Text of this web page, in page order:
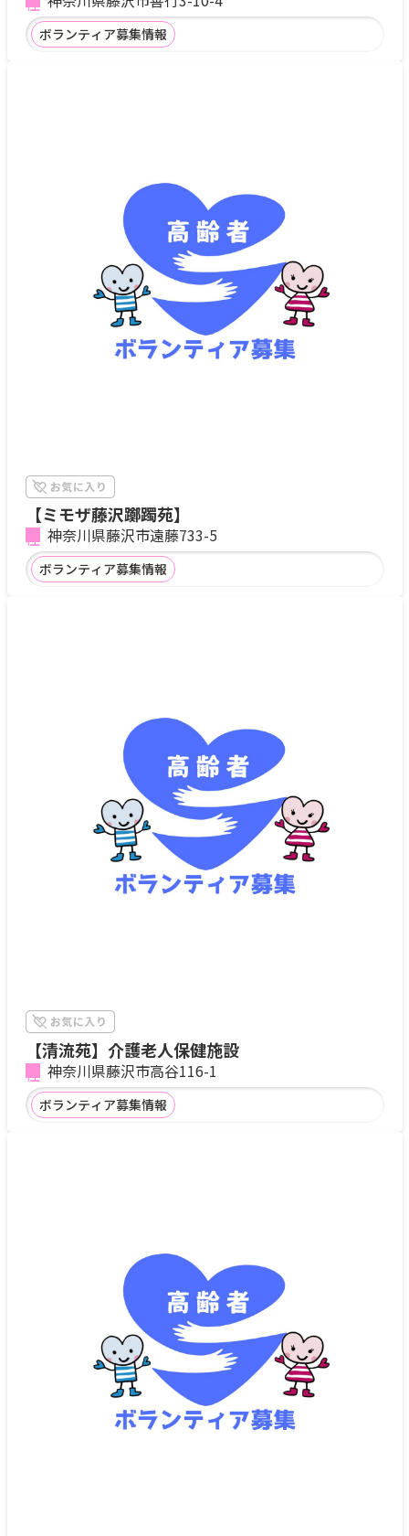
ボランティア募集情報
【ミモザ藤沢躑躅苑】
神奈川県藤沢市遠藤733-5
ボランティア募集情報
【清流苑】介護老人保健施設
神奈川県藤沢市高谷116-1
ボランティア募集情報